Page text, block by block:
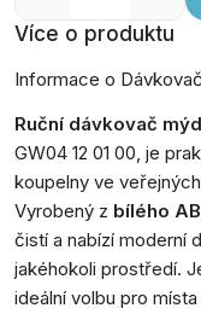
Více o produktu
Informace o
Ruční dávkovač
GW04 12 01 00, je
koupelny ve
Vyrobený z bílého
čistí a nabízí moderní
jakéhokoli prostředí.
ideální volbu pro